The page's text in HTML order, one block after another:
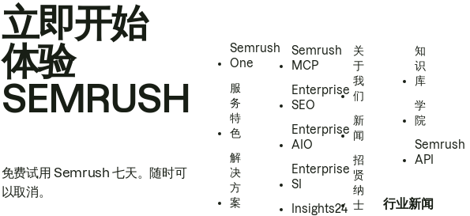
立即开始
体验
SEMRUSH
免费试用 Semrush 七天。随时可
以取消。
Semrush
One
服
务
特
色
解
决
方
案
Semrush
MCP
Enterprise
SEO
Enterprise
AIO
Enterprise
SI
Insights24
关
于
我
们
新
闻
招
贤
纳
士
知
识
库
学
院
Semrush
API
行业新闻